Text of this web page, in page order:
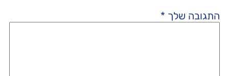
התגובה שלך *